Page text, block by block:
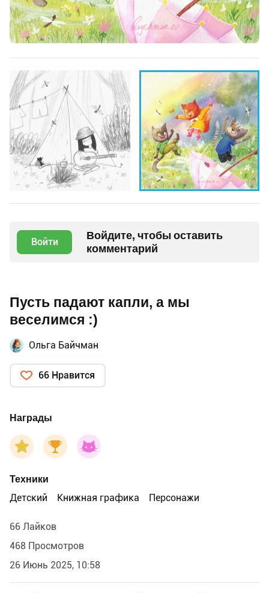
Войти
Войдите, чтобы оставить
комментарий
Пусть падают капли, а мы
веселимся :)
Ольга Байчман
66 Нравится
Награды
Техники
Детский
Книжная графика Персонажи
66 Лайков
468 Просмотров
26 Июнь 2025, 10:58